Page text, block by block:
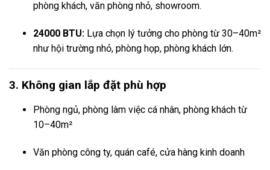
phòng khách, văn phòng nhỏ, showroom.
24000 BTU: Lựa chọn lý tưởng cho phòng từ 30–40m²
như hội trường nhỏ, phòng họp, phòng khách lớn.
3. Không gian lắp đặt phù hợp
Phòng ngủ, phòng làm việc cá nhân, phòng khách từ
10–40m²
Văn phòng công ty, quán café, cửa hàng kinh doanh